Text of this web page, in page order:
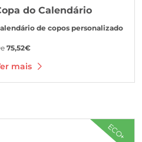
do Calendário
de copos personalizado
75,52€
mais
ECO+